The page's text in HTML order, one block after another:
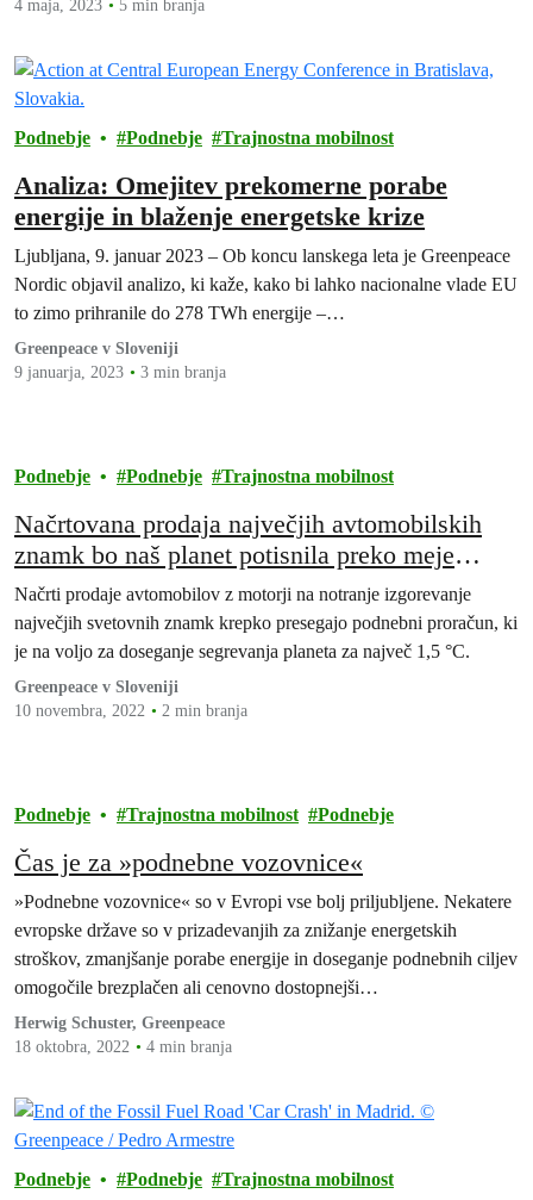
4 maja, 2023 5 min branja
Podnebje Podnebje Trajnostna mobilnost
Analiza: Omejitev prekomerne porabe
energije in blaženje energetske krize
Ljubljana, 9. januar 2023 – Ob koncu lanskega leta je Greenpeace
Nordic objavil analizo, ki kaže, kako bi lahko nacionalne vlade EU
to zimo prihranile do 278 TWh energije –…
Greenpeace v Sloveniji
9 januarja, 2023
3 min branja
Podnebje Podnebje Trajnostna mobilnost
Načrtovana prodaja največjih avtomobilskih
znamk bo naš planet potisnila preko meje
segrevanja za 1,5 °C
Načrti prodaje avtomobilov z motorji na notranje izgorevanje
največjih svetovnih znamk krepko presegajo podnebni proračun, ki
je na voljo za doseganje segrevanja planeta za največ 1,5 °C.
Greenpeace v Sloveniji
10 novembra, 2022
2 min branja
Podnebje Trajnostna mobilnost Podnebje
Čas je za »podnebne vozovnice«
»Podnebne vozovnice« so v Evropi vse bolj priljubljene. Nekatere
evropske države so v prizadevanjih za znižanje energetskih
stroškov, zmanjšanje porabe energije in doseganje podnebnih ciljev
omogočile brezplačen ali cenovno dostopnejši…
Herwig Schuster, Greenpeace
18 oktobra, 2022
4 min branja
Podnebje Podnebje Trajnostna mobilnost